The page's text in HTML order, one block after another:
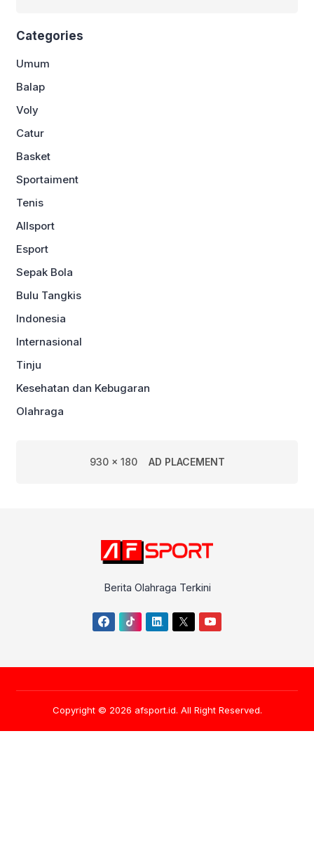
Categories
Umum
Balap
Voly
Catur
Basket
Sportaiment
Tenis
Allsport
Esport
Sepak Bola
Bulu Tangkis
Indonesia
Internasional
Tinju
Kesehatan dan Kebugaran
Olahraga
930 x 180 AD PLACEMENT
Berita Olahraga Terkini
Copyright © 2026 afsport.id. All Right Reserved.